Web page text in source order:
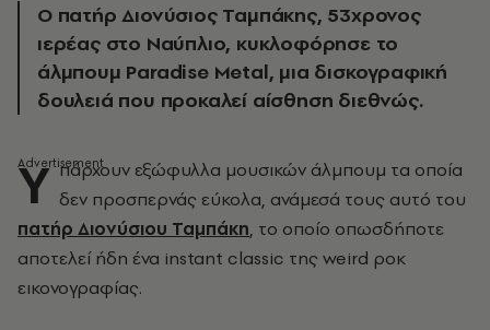
Ο πατήρ Διονύσιος Ταμπάκης, 53χρονος
ιερέας στο Ναύπλιο, κυκλοφόρησε το
άλμπουμ Paradise Metal, μια δισκογραφική
δουλειά που προκαλεί αίσθηση διεθνώς.
Υ πάρχουν εξώφυλλα μουσικών άλμπουμ τα οποία
δεν προσπερνάς εύκολα, ανάμεσά τους αυτό του
πατήρ Διονύσιου Ταμπάκη, το οποίο οπωσδήποτε
αποτελεί ήδη ένα instant classic της weird ροκ
εικονογραφίας.